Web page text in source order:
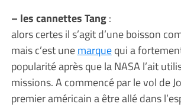
– les cannettes Tang:
alors certes il s’agit d’une boisson
mais c’est unemarquequi a
popularité après que la NASA l’ait
missions. A commencé par le vol de
premier américain a être allé dans